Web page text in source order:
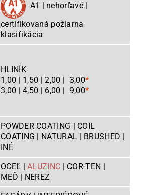
A1 | nehorľavé |
certifikovaná požiarna
klasifikácia
HLINÍK
1,00 | 1,50 | 2,00 | 3,00*
3,00 | 4,50 | 6,00 | 9,00*
POWDER COATING | COIL
COATING | NATURAL | BRUSHED |
INÉ
OCEĽ |ALUZINC | COR-TEN |
MEĎ | NEREZ